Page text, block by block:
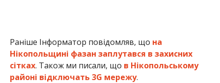
Раніше Інформатор повідомляв, що на
Нікопольщині фазан заплутався в захисних
сітках. Також ми писали, що в Нікопольському
районі відключать 3G мережу.